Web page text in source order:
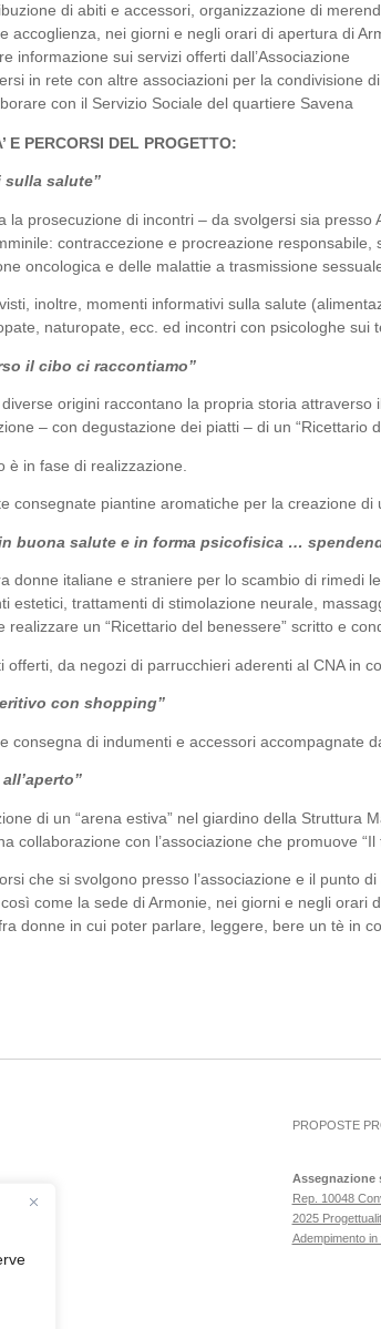
di abiti e accessori, organizzazione di
accoglienza, nei giorni e negli orari di apertura di
informazione sui servizi offerti dall’Associazione
in rete con altre associazioni per la condivisione
con il Servizio Sociale del quartiere Savena
E PERCORSI DEL PROGETTO:
sulla salute”
la prosecuzione di incontri – da svolgersi sia
contraccezione e procreazione
oncologica e delle malattie a trasmissione
inoltre, momenti informativi sulla salute
naturopate, ecc. ed incontri con psicologhe sui
il cibo ci raccontiamo”
diverse origini raccontano la propria storia
– con degustazione dei piatti – di un “Ricettario
è in fase di realizzazione.
consegnate piantine aromatiche per la creazione di
in buona salute e in forma psicofisica …
donne italiane e straniere per lo scambio di rimedi
estetici, trattamenti di stimolazione neurale,
realizzare un “Ricettario del benessere” scritto e
offerti, da negozi di parrucchieri aderenti al CNA in
con shopping”
consegna di indumenti e accessori accompagnate
di un “arena estiva” nel giardino della Struttura
collaborazione con l’associazione che promuove
che si svolgono presso l’associazione e il punto
come la sede di Armonie, nei giorni e negli
donne in cui poter parlare, leggere, bere un tè in
vero!
PROPOSTE
Assegnazione
Rep. 10048
2025
Adempimento